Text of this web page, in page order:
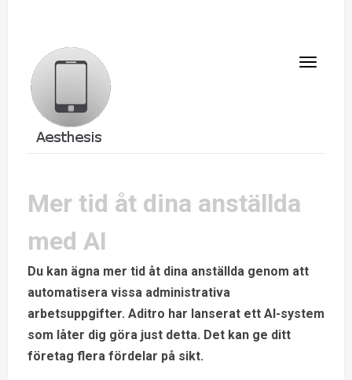
Mer tid åt dina anställda
med AI
Du kan ägna mer tid åt dina anställda genom att
automatisera vissa administrativa
arbetsuppgifter. Aditro har lanserat ett AI-system
som låter dig göra just detta. Det kan ge ditt
företag flera fördelar på sikt.